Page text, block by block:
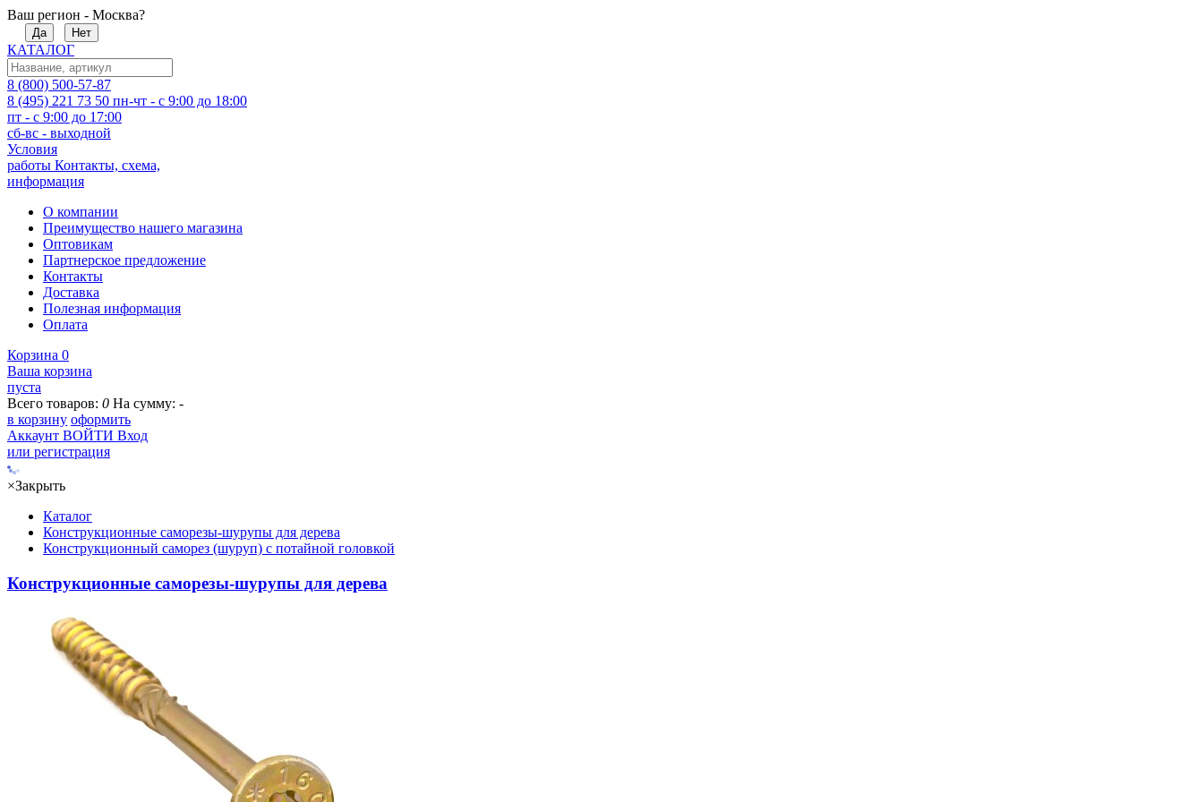
Ваш регион - Москва?
Да Нет
КАТАЛОГ
8 (800) 500-57-87
8 (495) 221 73 50 пн-чт - с 9:00 до 18:00
пт - с 9:00 до 17:00
сб-вс - выходной
Условия
работы Контакты, схема,
информация
О компании
Преимущество нашего магазина
Оптовикам
Партнерское предложение
Контакты
Доставка
Полезная информация
Оплата
Корзина 0
Ваша корзина
пуста
Всего товаров: 0 На сумму: -
в корзину оформить
Аккаунт ВОЙТИ Вход
или регистрация
×Закрыть
Каталог
Конструкционные саморезы-шурупы для дерева
Конструкционный саморез (шуруп) с потайной головкой
Конструкционные саморезы-шурупы для дерева